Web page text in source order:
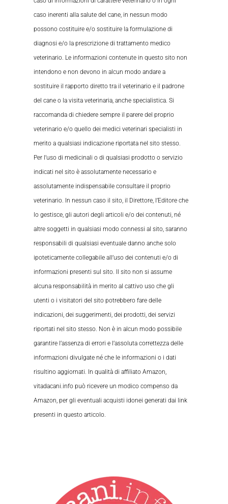
caso inerenti alla salute del cane, in nessun modo
possono costituire e/o sostituire la formulazione di
diagnosi e/o la prescrizione di trattamento medico
veterinario. Le informazioni contenute in questo sito non
intendono e non devono in alcun modo andare a
sostituire il rapporto diretto tra il veterinario e il padrone
del cane o la visita veterinaria, anche specialistica. Si
raccomanda di chiedere sempre il parere del proprio
veterinario e/o quello dei medici veterinari specialisti in
merito a qualsiasi indicazione riportata nel sito stesso.
Per l’uso di medicinali o di qualsiasi prodotto o servizio
indicati nel sito è assolutamente necessario e
assolutamente indispensabile consultare il proprio
veterinario. In nessun caso il sito, il Direttore, l’Editore che
lo gestisce, gli autori degli articoli e/o dei contenuti, né
altre soggetti in qualsiasi modo connessi al sito, saranno
responsabili di qualsiasi eventuale danno anche solo
ipoteticamente collegabile all’uso dei contenuti e/o di
informazioni presenti sul sito. Il sito non si assume
alcuna responsabilità in merito al cattivo uso che gli
utenti o i visitatori del sito potrebbero fare delle
indicazioni, dei suggerimenti, dei prodotti, dei servizi
riportati nel sito stesso. Non è in alcun modo possibile
garantire l’assenza di errori e l’assoluta correttezza delle
informazioni divulgate né che le informazioni o i dati
risultino aggiornati. In qualità di affiliato Amazon,
vitadacani.info può ricevere un modico compenso da
Amazon, per gli eventuali acquisti idonei generati dai link
presenti in questo articolo.